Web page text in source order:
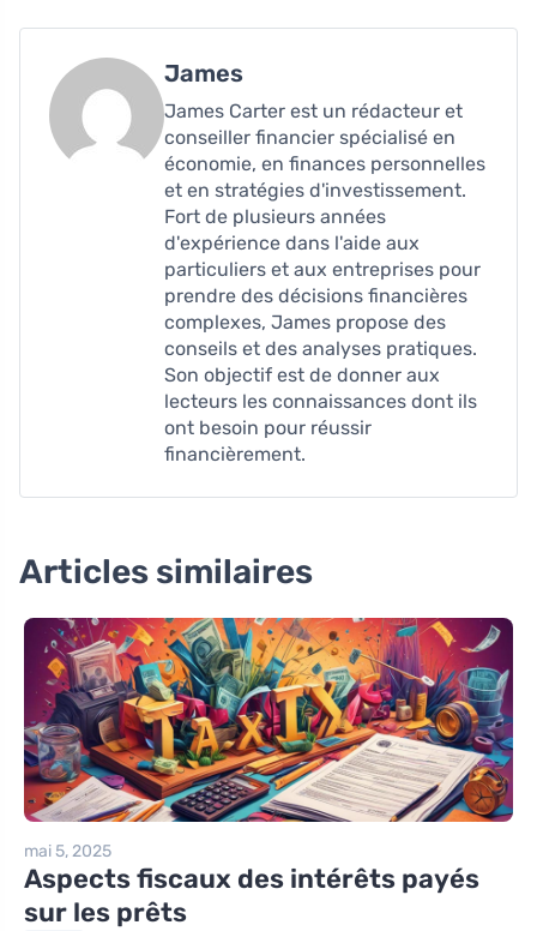
James
James Carter est un rédacteur et
conseiller financier spécialisé en
économie, en finances personnelles
et en stratégies d'investissement.
Fort de plusieurs années
d'expérience dans l'aide aux
particuliers et aux entreprises pour
prendre des décisions financières
complexes, James propose des
conseils et des analyses pratiques.
Son objectif est de donner aux
lecteurs les connaissances dont ils
ont besoin pour réussir
financièrement.
Articles similaires
mai 5, 2025
Aspects fiscaux des intérêts payés
sur les prêts